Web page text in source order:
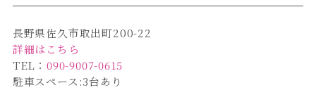
長野県佐久市取出町200-22
詳細はこちら
TEL：090-9007-0615
駐車スペース:3台あり